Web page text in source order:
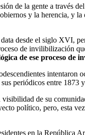
de la gente a través
y la herencia, y
desde el siglo XVI,
de invilibilización
de ese proceso de
intentaron
periódicos entre 1873
de su
político, pero, esta
en la República